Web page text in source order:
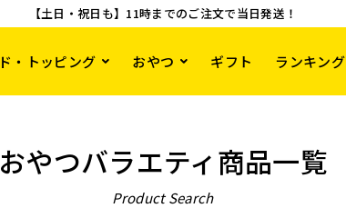
【土日・祝日も】11時までのご注文で当日発送！
・トッピング おやつ ギフト ランキング
おやつバラエティ商品一覧
Product Search